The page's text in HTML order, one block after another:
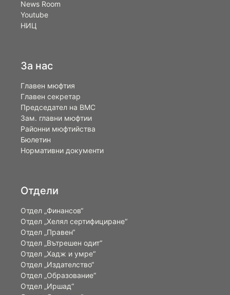
News Room
Youtube
НИЦ
За нас
Главен мюфтия
Главен секретар
Председател на ВМС
Зам. главни мюфтии
Районни мюфтийства
Бюлетин
Нормативни документи
Отдели
Отдел „Финансов“
Отдел „Хелял сертифициране“
Отдел „Правен“
Отдел „Вътрешен одит“
Отдел „Хадж и умре“
Отдел „Издателство“
Отдел „Образование“
Отдел „Иршад“